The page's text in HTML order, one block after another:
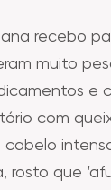
recebo
muito
e
com
rosto que